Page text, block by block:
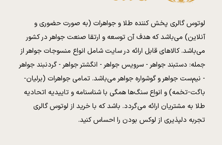
لوتوس گالری پخش کننده طلا و جواهرات (به صورت حضوری و
آنلاین) می‌باشد که هدف آن توسعه و ارتقا صنعت جواهر در کشور
می‌باشد. کالا‌های قابل ارائه در سایت شامل انواع منسوجات جواهر از
جمله: دستبند جواهر - سرویس جواهر - انگشتر جواهر - گردنبند جواهر
- نیم‌ست جواهر و گوشواره جواهر می‌باشد. تمامی جواهرات (برلیان-
باگت-تخمه) و انواع سنگ‌ها همگی با شناسنامه و تاییدیه اتحادیه
طلا به مشتریان ارائه می‌گردد. باشد که با خرید از لوتوس گالری
تجربه دلپذیری از لوکس بودن را احساس کنید.